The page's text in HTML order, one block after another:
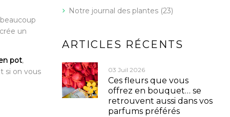
un
pot,
si on vous
Notre journal des plantes(23)
ARTICLES RÉCENTS
03 Juil 2026
Ces fleurs que vous
offrez en bouquet… se
retrouvent aussi dans vos
parfums préférés